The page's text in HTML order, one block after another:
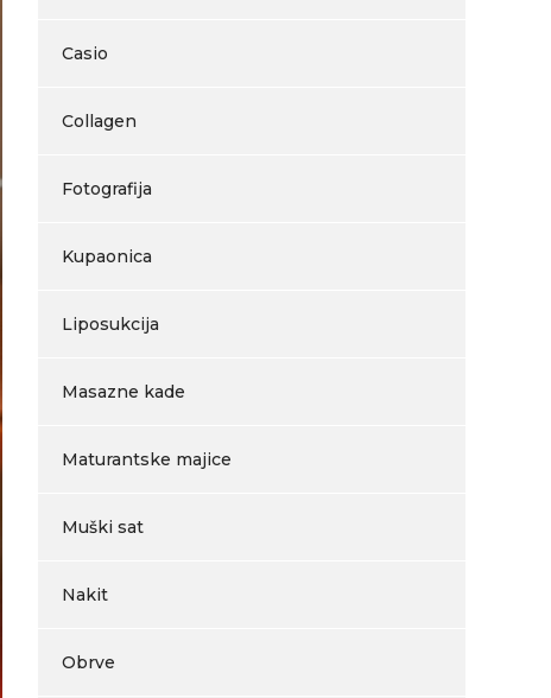
Casio
Collagen
Fotografija
Kupaonica
Liposukcija
Masazne kade
Maturantske majice
Muški sat
Nakit
Obrve